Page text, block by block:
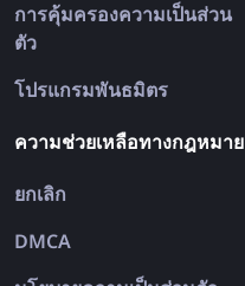
การคุ้มครองความเป็นส่วน
ตัว
โปรแกรมพันธมิตร
ความช่วยเหลือทางกฎหมาย
ยกเลิก
DMCA